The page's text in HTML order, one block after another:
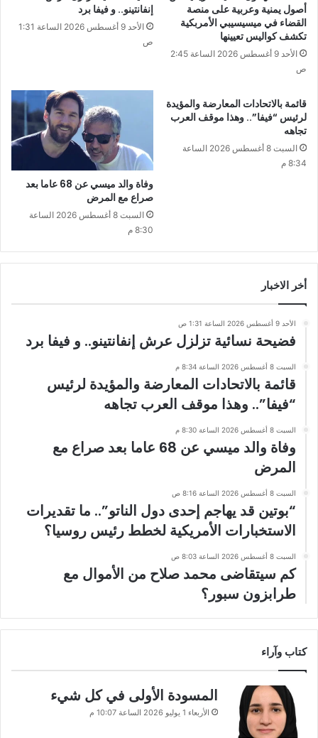
أصول يمنية وعربية على منصة
القضاء في ميسيسيبي الأمربكية
تكشف كواليس تعيينها
الأحد 9 أغسطس 2026 الساعة 2:45
ص
إنفانتينو.. و فيفا برد
الأحد 9 أغسطس 2026 الساعة 1:31
ص
قائمة بالاتحادات المعارضة والمؤيدة
لرئيس “فيفا”.. وهذا موقف العرب
تجاهه
السبت 8 أغسطس 2026 الساعة
8:34 م
وفاة والد ميسي عن 68 عاما بعد
صراع مع المرض
السبت 8 أغسطس 2026 الساعة
8:30 م
أخر الاخبار
الأحد 9 أغسطس 2026 الساعة 1:31 ص
فضيحة نسائية تزلزل عرش إنفانتينو.. و فيفا برد
السبت 8 أغسطس 2026 الساعة 8:34 م
قائمة بالاتحادات المعارضة والمؤيدة لرئيس
“فيفا”.. وهذا موقف العرب تجاهه
السبت 8 أغسطس 2026 الساعة 8:30 م
وفاة والد ميسي عن 68 عاما بعد صراع مع
المرض
السبت 8 أغسطس 2026 الساعة 8:16 ص
“بوتين قد يهاجم إحدى دول الناتو”.. ما تقديرات
الاستخبارات الأمريكية لخطط رئيس روسيا؟
السبت 8 أغسطس 2026 الساعة 8:03 ص
كم سيتقاضى محمد صلاح من الأموال مع
طرابزون سبور؟
كتاب وآراء
المسودة الأولى في كل شيء
الأربعاء 1 يوليو 2026 الساعة 10:07 م